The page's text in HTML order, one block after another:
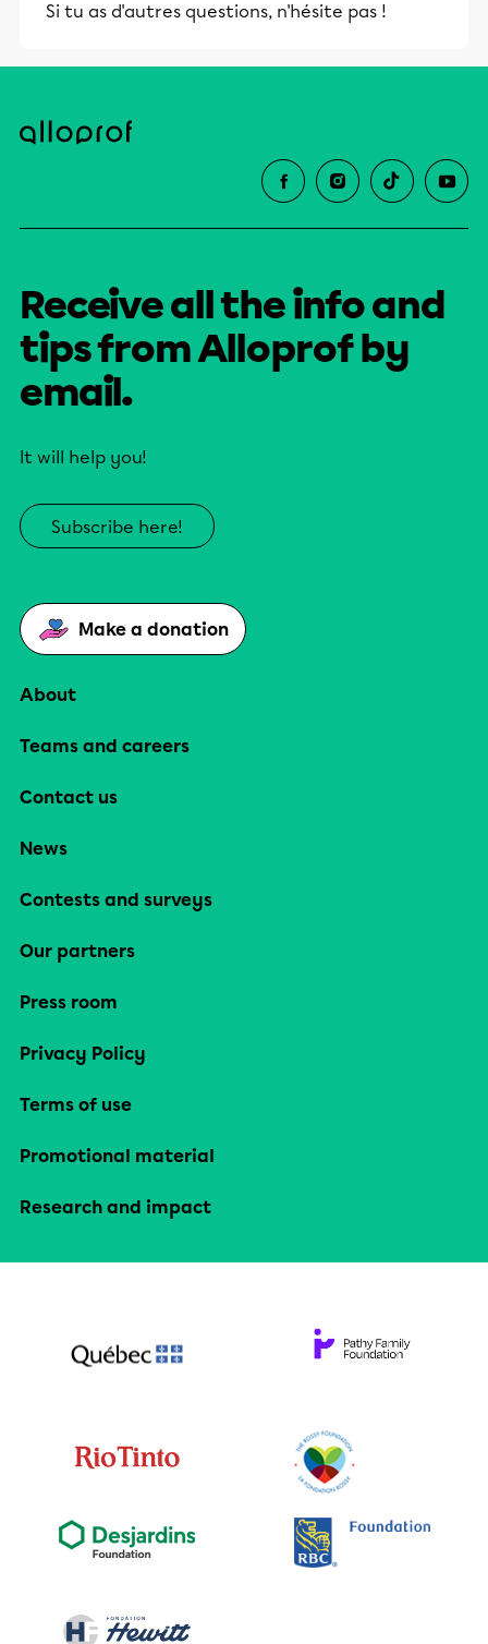
Si tu as d'autres questions, n'hésite pas !
Receive all the info and
tips from Alloprof by
email.
It will help you!
Subscribe here!
Make a donation
About
Teams and careers
Contact us
News
Contests and surveys
Our partners
Press room
Privacy Policy
Terms of use
Promotional material
Research and impact